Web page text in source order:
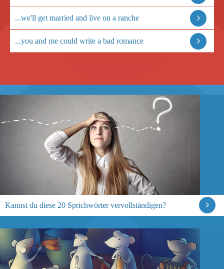
...we'll get married and live on a ranche
...you and me could write a bad romance
Kannst du diese 20 Sprichwörter vervollständigen?